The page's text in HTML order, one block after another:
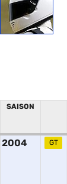
SAISON
2004 GT